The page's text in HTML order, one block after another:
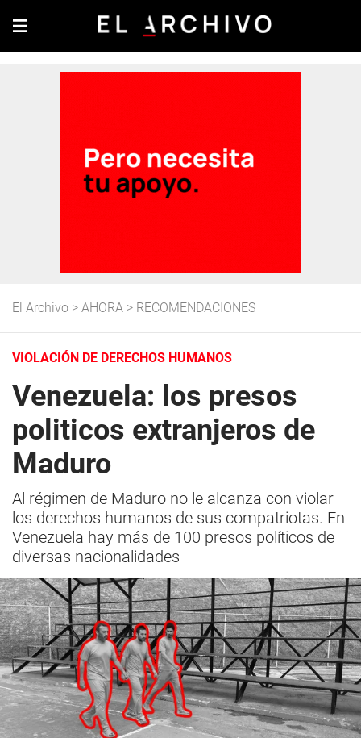
El Archivo > AHORA > RECOMENDACIONES
VIOLACIÓN DE DERECHOS HUMANOS
Venezuela: los presos
politicos extranjeros de
Maduro
Al régimen de Maduro no le alcanza con violar
los derechos humanos de sus compatriotas. En
Venezuela hay más de 100 presos políticos de
diversas nacionalidades